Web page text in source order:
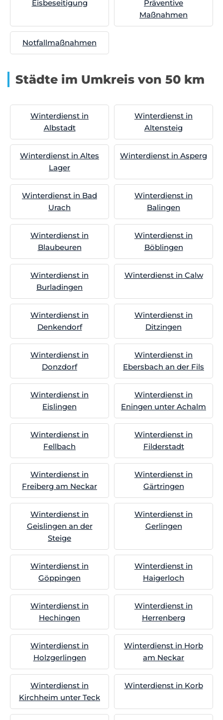
Eisbeseitigung
Präventive
Maßnahmen
Notfallmaßnahmen
Städte im Umkreis von 50 km
Winterdienst in
Albstadt
Winterdienst in
Altensteig
Winterdienst in Altes
Lager
Winterdienst in Asperg
Winterdienst in Bad
Urach
Winterdienst in
Balingen
Winterdienst in
Blaubeuren
Winterdienst in
Böblingen
Winterdienst in
Burladingen
Winterdienst in Calw
Winterdienst in
Denkendorf
Winterdienst in
Ditzingen
Winterdienst in
Donzdorf
Winterdienst in
Ebersbach an der Fils
Winterdienst in
Eislingen
Winterdienst in
Eningen unter Achalm
Winterdienst in
Fellbach
Winterdienst in
Filderstadt
Winterdienst in
Freiberg am Neckar
Winterdienst in
Gärtringen
Winterdienst in
Geislingen an der
Steige
Winterdienst in
Gerlingen
Winterdienst in
Göppingen
Winterdienst in
Haigerloch
Winterdienst in
Hechingen
Winterdienst in
Herrenberg
Winterdienst in
Holzgerlingen
Winterdienst in Horb
am Neckar
Winterdienst in
Kirchheim unter Teck
Winterdienst in Korb